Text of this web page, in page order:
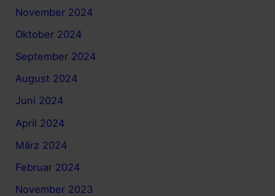
November 2024
Oktober 2024
September 2024
August 2024
Juni 2024
April 2024
März 2024
Februar 2024
November 2023